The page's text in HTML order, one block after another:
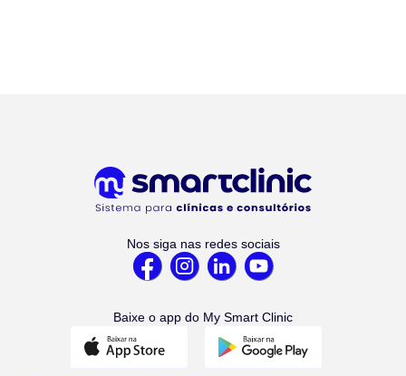
Nos siga nas redes sociais
Baixe o app do My Smart Clinic